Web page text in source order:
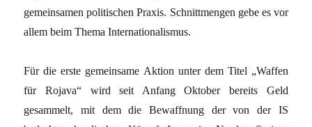
gemeinsamen politischen Praxis. Schnittmengen gebe es vor
allem beim Thema Internationalismus.
Für die erste gemeinsame Aktion unter dem Titel „Waffen
für Rojava“ wird seit Anfang Oktober bereits Geld
gesammelt, mit dem die Bewaffnung der von der IS